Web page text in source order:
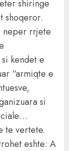
shiringe
shoqeror.
neper rrjete
kendet e
“armiqte e
si
te vertete.
eshte: A